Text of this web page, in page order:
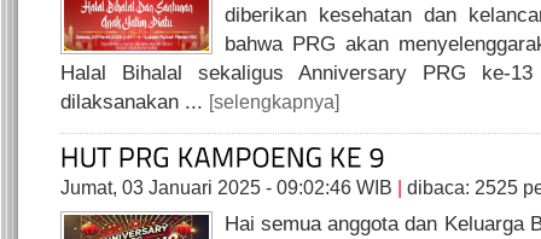
diberikan kesehatan dan
bahwa PRG akan
Halal Bihalal sekaligus Anniversary PRG ke-
dilaksanakan ... [selengkapnya]
Jumat, 03 Januari 2025 - 09:02:46 WIB dibaca: 2525
Hai semua anggota dan Keluarga